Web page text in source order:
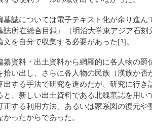
墓誌については電子テキスト化が余り進
誌所在総合目録』（明治大学東アジア石刻
を自分で収集する必要があった[3]。
纂資料・出土資料から網羅的に各人物の
拾い出し、さらに各人物の民族（漢族か否
出する手法で研究を進めたが、研究に行き
と、新しい出土資料である北魏墓誌を用い
正する利用方法、あるいは家系図の復元や
ったからであった。